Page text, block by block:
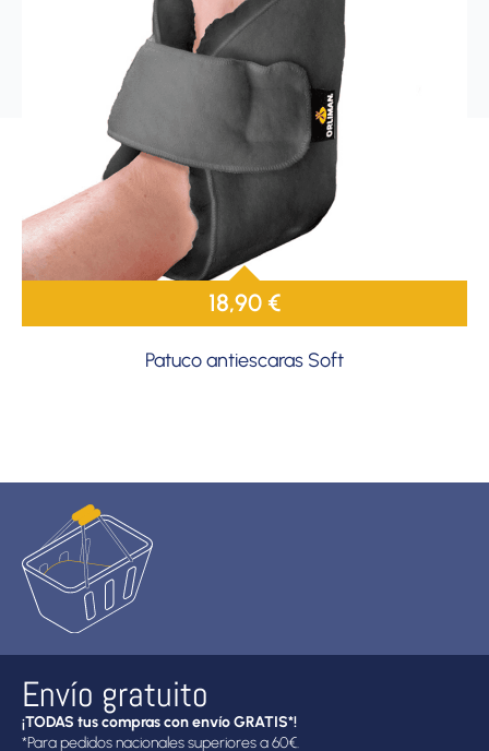
18,90€
Patuco antiescaras Soft
Envío gratuito
¡TODAS tus compras con envío GRATIS*!
*Para pedidos nacionales superiores a 60€.